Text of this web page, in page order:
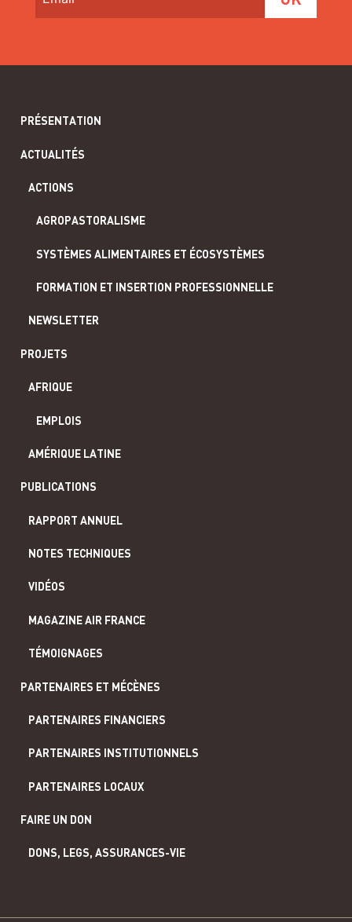
PRÉSENTATION
ACTUALITÉS
ACTIONS
AGROPASTORALISME
SYSTÈMES ALIMENTAIRES ET ÉCOSYSTÈMES
FORMATION ET INSERTION PROFESSIONNELLE
NEWSLETTER
PROJETS
AFRIQUE
EMPLOIS
AMÉRIQUE LATINE
PUBLICATIONS
RAPPORT ANNUEL
NOTES TECHNIQUES
VIDÉOS
MAGAZINE AIR FRANCE
TÉMOIGNAGES
PARTENAIRES ET MÉCÈNES
PARTENAIRES FINANCIERS
PARTENAIRES INSTITUTIONNELS
PARTENAIRES LOCAUX
FAIRE UN DON
DONS, LEGS, ASSURANCES-VIE